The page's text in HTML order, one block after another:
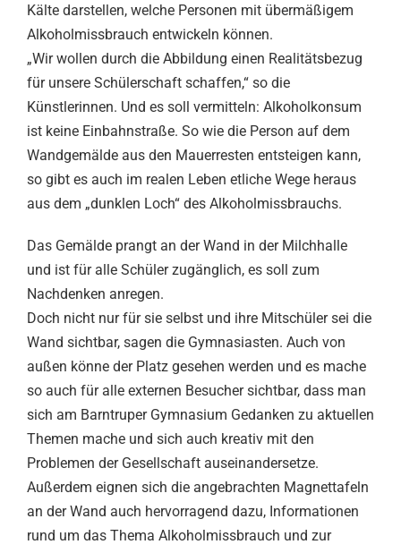
Kälte darstellen, welche Personen mit übermäßigem
Alkoholmissbrauch entwickeln können.
„Wir wollen durch die Abbildung einen Realitätsbezug
für unsere Schülerschaft schaffen,“ so die
Künstlerinnen. Und es soll vermitteln: Alkoholkonsum
ist keine Einbahnstraße. So wie die Person auf dem
Wandgemälde aus den Mauerresten entsteigen kann,
so gibt es auch im realen Leben etliche Wege heraus
aus dem „dunklen Loch“ des Alkoholmissbrauchs.
Das Gemälde prangt an der Wand in der Milchhalle
und ist für alle Schüler zugänglich, es soll zum
Nachdenken anregen.
Doch nicht nur für sie selbst und ihre Mitschüler sei die
Wand sichtbar, sagen die Gymnasiasten. Auch von
außen könne der Platz gesehen werden und es mache
so auch für alle externen Besucher sichtbar, dass man
sich am Barntruper Gymnasium Gedanken zu aktuellen
Themen mache und sich auch kreativ mit den
Problemen der Gesellschaft auseinandersetze.
Außerdem eignen sich die angebrachten Magnettafeln
an der Wand auch hervorragend dazu, Informationen
rund um das Thema Alkoholmissbrauch und zur